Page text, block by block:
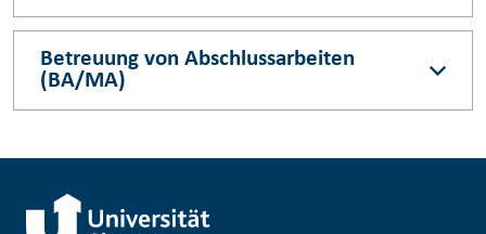
Betreuung von Abschlussarbeiten
(BA/MA)